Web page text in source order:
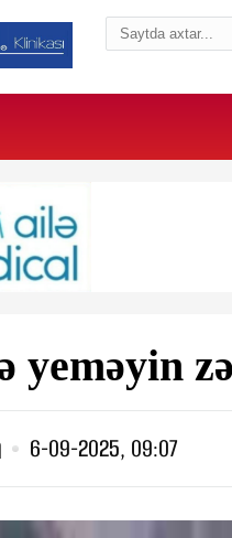
yeməyin
6-09-2025, 09:07